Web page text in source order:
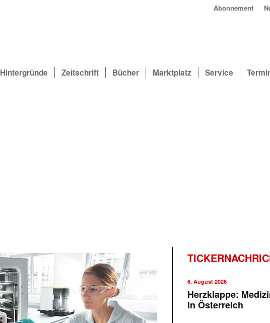
Abonnement
Hintergründe Zeitschrift Bücher Marktplatz Service
6. August 2026
Herzklappe:
in Österreich